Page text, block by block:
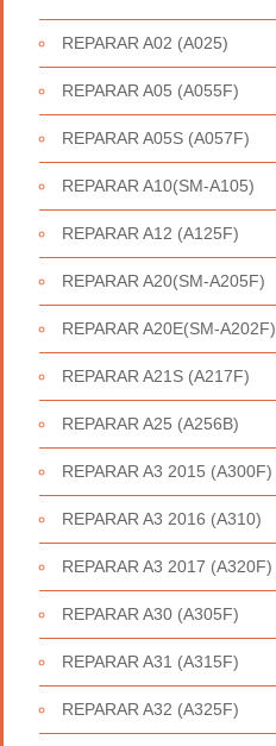
REPARAR A02 (A025)
REPARAR A05 (A055F)
REPARAR A05S (A057F)
REPARAR A10(SM-A105)
REPARAR A12 (A125F)
REPARAR A20(SM-A205F)
REPARAR A20E(SM-A202F)
REPARAR A21S (A217F)
REPARAR A25 (A256B)
REPARAR A3 2015 (A300F)
REPARAR A3 2016 (A310)
REPARAR A3 2017 (A320F)
REPARAR A30 (A305F)
REPARAR A31 (A315F)
REPARAR A32 (A325F)